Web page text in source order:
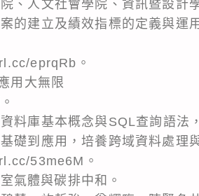
、人文社會學院、資訊暨設計
的建立及績效指標的定義與運
eprqRb。
用大無限
料庫基本概念與SQL查詢語法
礎到應用，培養跨域資料處理
53me6M。
氣體與碳排中和。